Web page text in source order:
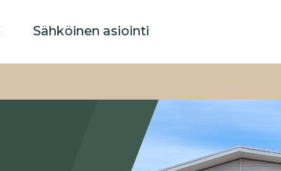
pääsisältöön
Sähköinen asiointi